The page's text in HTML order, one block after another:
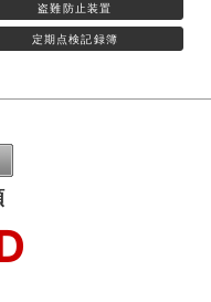
盗難防止装置
定期点検記録簿